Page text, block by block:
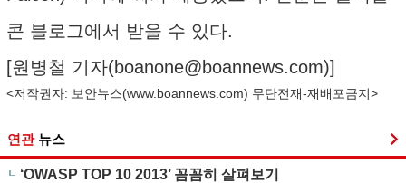
콘 블로그에서 받을 수 있다.
[원병철 기자(boanone@boannews.com)]
<저작권자: 보안뉴스(www.boannews.com) 무단전재-재배포금지>
연관 뉴스
‘OWASP TOP 10 2013’ 꼼꼼히 살펴보기